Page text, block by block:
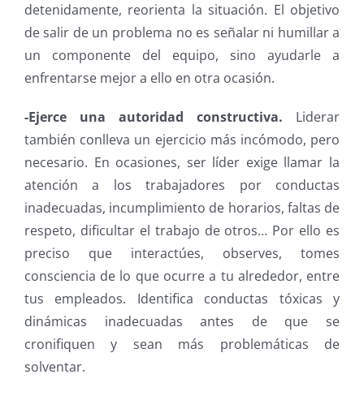
detenidamente, reorienta la situación. El objetivo
de salir de un problema no es señalar ni humillar a
un componente del equipo, sino ayudarle a
enfrentarse mejor a ello en otra ocasión.
-Ejerce una autoridad constructiva. Liderar
también conlleva un ejercicio más incómodo, pero
necesario. En ocasiones, ser líder exige llamar la
atención a los trabajadores por conductas
inadecuadas, incumplimiento de horarios, faltas de
respeto, dificultar el trabajo de otros… Por ello es
preciso que interactúes, observes, tomes
consciencia de lo que ocurre a tu alrededor, entre
tus empleados. Identifica conductas tóxicas y
dinámicas inadecuadas antes de que se
cronifiquen y sean más problemáticas de
solventar.